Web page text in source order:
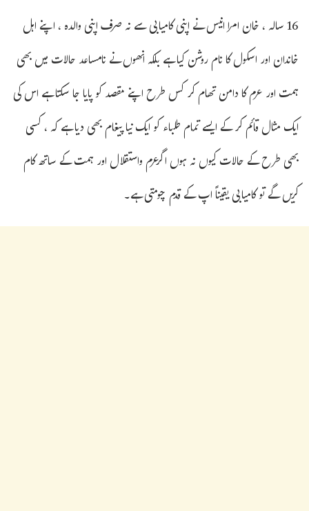
16 سالہ ، خان امرا انیس نے اپنی کامیابی سے نہ صرف اپنی والدہ ، اپنے اہل
خاندان اور اسکول کا نام روشن کیا ہے بلکہ انھوں نے نامساعد حالات میں بھی
ہمت اور عزم کا دامن تھام کر کس طرح اپنے مقصد کو پایا جا سکتا ہے اس کی
ایک مثال قائم کر کے ایسے تمام طلباء کو ایک نیا پیغام بھی دیا ہے کہ ، کسی
بھی طرح کے حالات کیوں نہ ہوں اگرعزم واستقلال اور ہمت کے ساتھ کام
کریں گے تو کامیابی یقیناً اپ کے قدم چومتی ہے۔